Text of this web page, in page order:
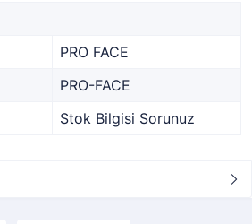
PRO FACE
PRO-FACE
Stok Bilgisi Sorunuz